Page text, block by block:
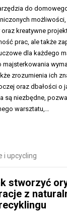
do
kreatywne
prac, ale także
dla każdego
zrozumienia ich
oraz dbałości o
są niezbędne,
warsztatu,…
i upcycling
stworzyć
z